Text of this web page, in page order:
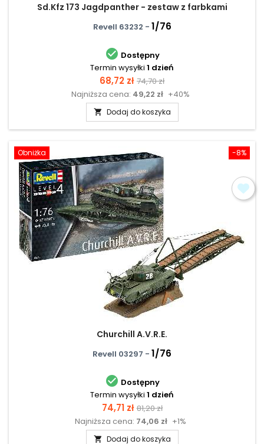
Sd.Kfz 173 Jagdpanther - zestaw z farbkami
Revell 63232 - 1/76
 Dostępny
Termin wysyłki 1 dzień
Cena
68,72 zł Cena
podstawowa
74,70 zł
Najniższa cena: 49,22 zł +40%
 Dodaj do koszyka
-8%
Obniżka
Churchill A.V.R.E.
Revell 03297 - 1/76
 Dostępny
Termin wysyłki 1 dzień
Cena
74,71 zł Cena
podstawowa
81,20 zł
Najniższa cena: 74,06 zł +1%
 Dodaj do koszyka